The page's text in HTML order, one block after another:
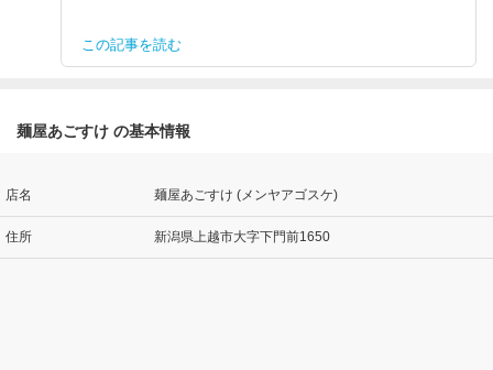
この記事を読む
麺屋あごすけ の基本情報
店名 麺屋あごすけ (メンヤアゴスケ)
住所 新潟県上越市大字下門前1650